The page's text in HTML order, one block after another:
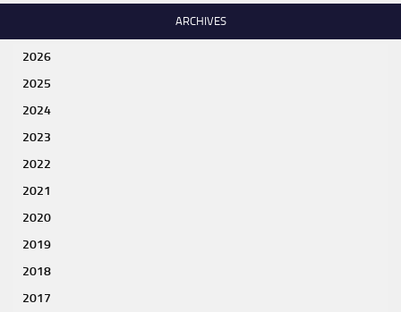
ARCHIVES
2026
2025
2024
2023
2022
2021
2020
2019
2018
2017